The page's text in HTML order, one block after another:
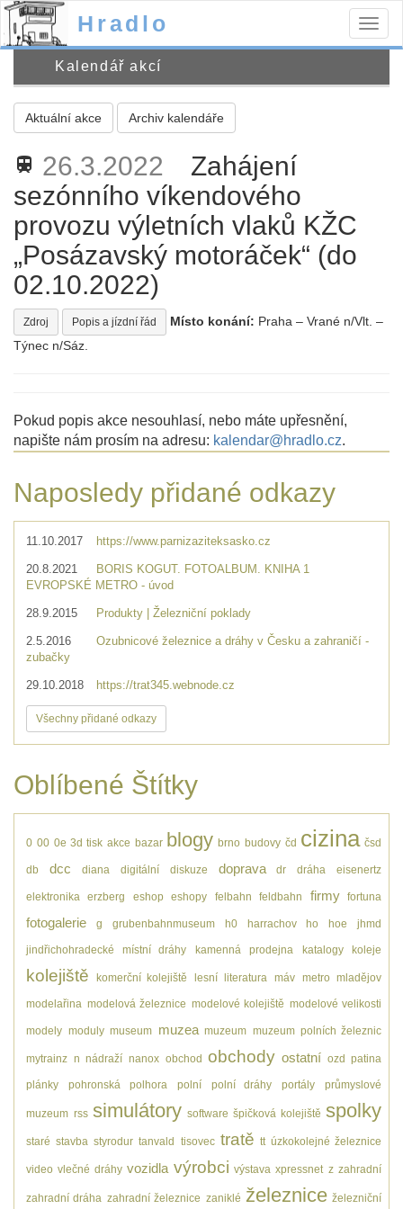
Hradlo
Kalendář akcí
Aktuální akce Archiv kalendáře
train 26.3.2022
Zahájení
sezónního víkendového
provozu výletních vlaků KŽC
„Posázavský motoráček“ (do
02.10.2022)
Zdroj Popis a jízdní řád Místo konání: Praha – Vrané n/Vlt. –
Týnec n/Sáz.
Pokud popis akce nesouhlasí, nebo máte upřesnění,
napište nám prosím na adresu: kalendar@hradlo.cz.
Naposledy přidané odkazy
11.10.2017 https://www.parnizaziteksasko.cz
20.8.2021
BORIS KOGUT. FOTOALBUM. KNIHA 1
EVROPSKÉ METRO - úvod
28.9.2015 Produkty | Železniční poklady
2.5.2016
Ozubnicové železnice a dráhy v Česku a zahraničí -
zubačky
29.10.2018 https://trat345.webnode.cz
Všechny přidané odkazy
Oblíbené Štítky
0 00 0e 3d tisk akce bazar blogy brno budovy čd cizina čsd
db dcc diana digitální diskuze doprava dr dráha eisenertz
elektronika erzberg eshop eshopy felbahn feldbahn firmy fortuna
fotogalerie g grubenbahnmuseum h0 harrachov ho hoe jhmd
jindřichohradecké místní dráhy kamenná prodejna katalogy koleje
kolejiště komerční kolejiště lesní literatura máv metro mladějov
modelařina modelová železnice modelové kolejiště modelové velikosti
modely moduly museum muzea muzeum muzeum polních železnic
mytrainz n nádraží nanox obchod obchody ostatní ozd patina
plánky pohronská polhora polní polní dráhy portály průmyslové
muzeum rss simulátory software špičková kolejiště spolky
staré stavba styrodur tanvald tisovec tratě tt úzkokolejné železnice
video vlečné dráhy vozidla výrobci výstava xpressnet z zahradní
zahradní dráha zahradní železnice zaniklé železnice železniční